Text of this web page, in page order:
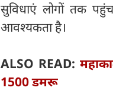
सुविधाएं लोगों तक
आवश्यकता है।
ALSO READ:
1500 डमरू